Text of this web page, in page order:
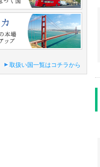
取扱い国一覧はコチラから